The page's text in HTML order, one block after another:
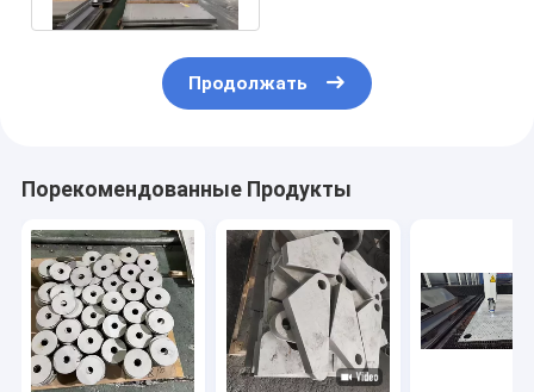
Продолжать
Порекомендованные Продукты